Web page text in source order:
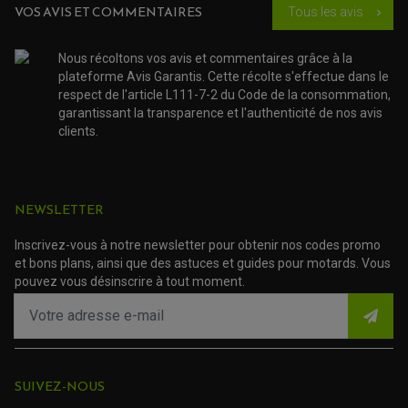
VOS AVIS ET COMMENTAIRES Tous les avis chevron_right
Nous récoltons vos avis et commentaires grâce à la
plateforme Avis Garantis. Cette récolte s'effectue dans le
respect de l'article L111-7-2 du Code de la consommation,
garantissant la transparence et l'authenticité de nos avis
clients.
NEWSLETTER
Inscrivez-vous à notre newsletter pour obtenir nos codes promo
et bons plans, ainsi que des astuces et guides pour motards. Vous
pouvez vous désinscrire à tout moment.
SUIVEZ-NOUS